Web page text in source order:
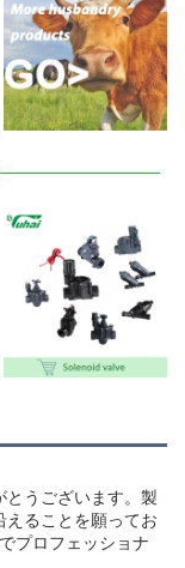
うございます。製
ることを願ってお
プロフェッショナ